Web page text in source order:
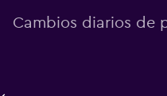
Cambios diarios de